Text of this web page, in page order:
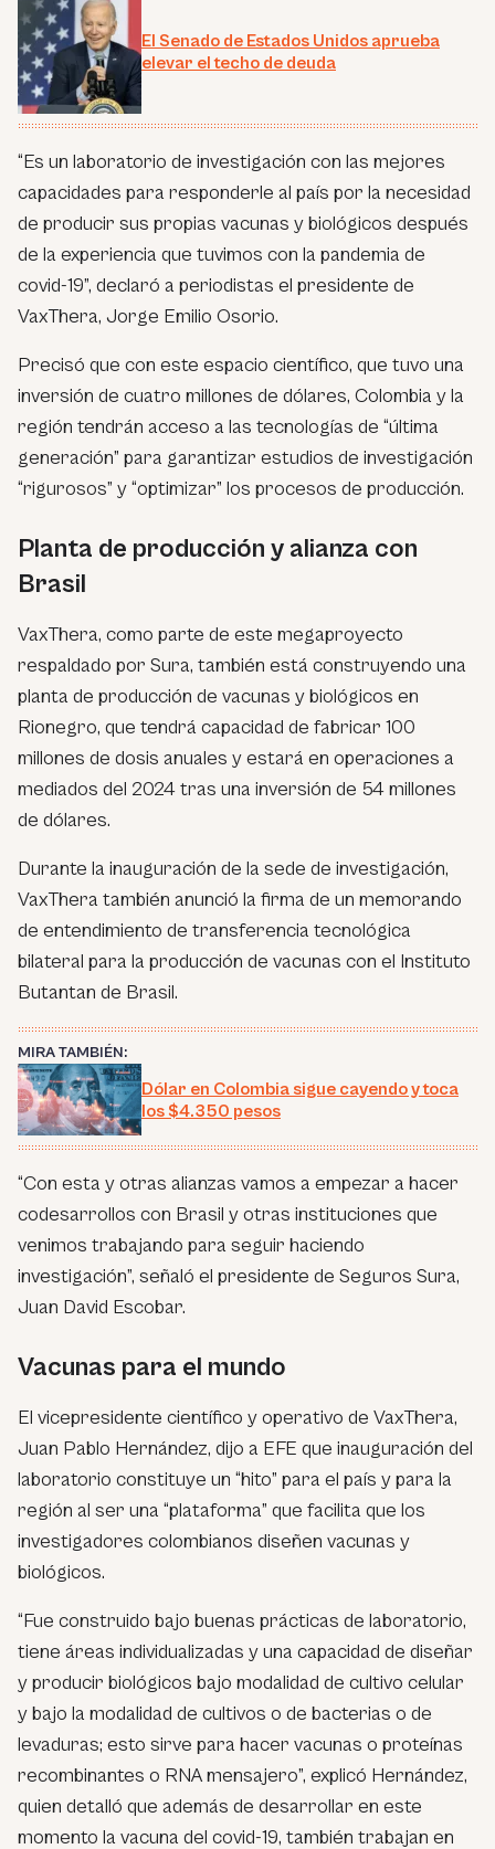
El Senado de Estados Unidos aprueba
elevar el techo de deuda
“Es un laboratorio de investigación con las mejores
capacidades para responderle al país por la necesidad
de producir sus propias vacunas y biológicos después
de la experiencia que tuvimos con la pandemia de
covid-19”, declaró a periodistas el presidente de
VaxThera, Jorge Emilio Osorio.
Precisó que con este espacio científico, que tuvo una
inversión de cuatro millones de dólares, Colombia y la
región tendrán acceso a las tecnologías de “última
generación” para garantizar estudios de investigación
“rigurosos” y “optimizar” los procesos de producción.
Planta de producción y alianza con
Brasil
VaxThera, como parte de este megaproyecto
respaldado por Sura, también está construyendo una
planta de producción de vacunas y biológicos en
Rionegro, que tendrá capacidad de fabricar 100
millones de dosis anuales y estará en operaciones a
mediados del 2024 tras una inversión de 54 millones
de dólares.
Durante la inauguración de la sede de investigación,
VaxThera también anunció la firma de un memorando
de entendimiento de transferencia tecnológica
bilateral para la producción de vacunas con el Instituto
Butantan de Brasil.
MIRA TAMBIÉN:
Dólar en Colombia sigue cayendo y toca
los $4.350 pesos
“Con esta y otras alianzas vamos a empezar a hacer
codesarrollos con Brasil y otras instituciones que
venimos trabajando para seguir haciendo
investigación”, señaló el presidente de Seguros Sura,
Juan David Escobar.
Vacunas para el mundo
El vicepresidente científico y operativo de VaxThera,
Juan Pablo Hernández, dijo a EFE que inauguración del
laboratorio constituye un “hito” para el país y para la
región al ser una “plataforma” que facilita que los
investigadores colombianos diseñen vacunas y
biológicos.
“Fue construido bajo buenas prácticas de laboratorio,
tiene áreas individualizadas y una capacidad de diseñar
y producir biológicos bajo modalidad de cultivo celular
y bajo la modalidad de cultivos o de bacterias o de
levaduras; esto sirve para hacer vacunas o proteínas
recombinantes o RNA mensajero”, explicó Hernández,
quien detalló que además de desarrollar en este
momento la vacuna del covid-19, también trabajan en